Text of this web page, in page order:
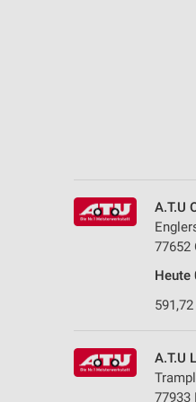
A.T.U
77652
Heute
A.T.U
77933
Verwendung genauer
Geräte anhand von aktiv
Funktional